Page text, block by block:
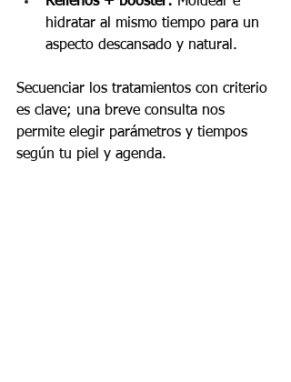
hidratar al mismo tiempo para un
aspecto descansado y natural.
Secuenciar los tratamientos con criterio
es clave; una breve consulta nos
permite elegir parámetros y tiempos
según tu piel y agenda.